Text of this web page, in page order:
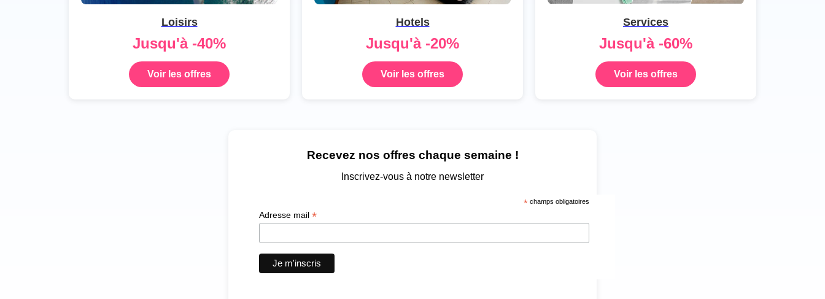
Loisirs
Jusqu'à -40%
Voir les offres
Hotels
Jusqu'à -20%
Voir les offres
Services
Jusqu'à -60%
Voir les offres
Recevez nos offres chaque semaine !
Inscrivez-vous à notre newsletter
*champs obligatoires
Adresse mail *